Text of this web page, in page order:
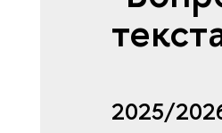
2025/